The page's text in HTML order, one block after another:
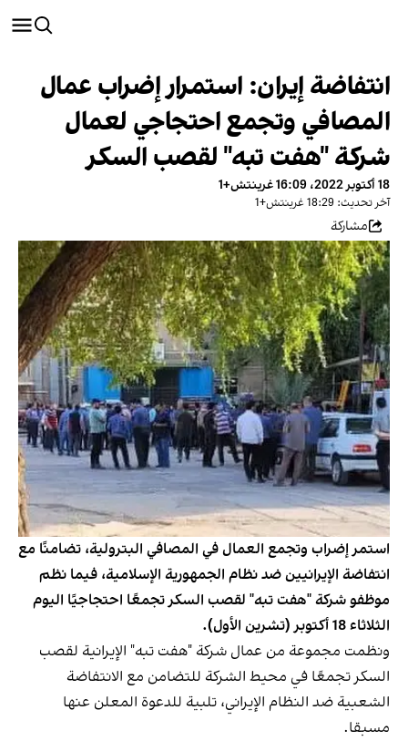
انتفاضة إيران: استمرار إضراب عمال
المصافي وتجمع احتجاجي لعمال
شركة "هفت تبه" لقصب السكر
18 أكتوبر 2022، 16:09 غرينتش+1
آخر تحديث: 18:29 غرينتش+1
مشاركة
استمر إضراب وتجمع العمال في المصافي البترولية، تضامنًا مع
انتفاضة الإيرانيين ضد نظام الجمهورية الإسلامية، فيما نظم
موظفو شركة "هفت تبه" لقصب السكر تجمعًا احتجاجيًا اليوم
الثلاثاء 18 أكتوبر (تشرين الأول).
ونظمت مجموعة من عمال شركة "هفت تبه" الإيرانية لقصب
السكر تجمعًا في محيط الشركة للتضامن مع الانتفاضة
الشعبية ضد النظام الإيراني، تلبية للدعوة المعلن عنها
مسبقا.